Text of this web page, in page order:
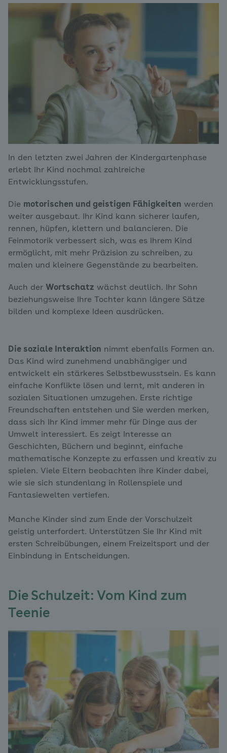
In den letzten zwei Jahren der Kindergartenphase
erlebt Ihr Kind nochmal zahlreiche
Entwicklungsstufen.
Die motorischen und geistigen Fähigkeiten werden
weiter ausgebaut. Ihr Kind kann sicherer laufen,
rennen, hüpfen, klettern und balancieren. Die
Feinmotorik verbessert sich, was es Ihrem Kind
ermöglicht, mit mehr Präzision zu schreiben, zu
malen und kleinere Gegenstände zu bearbeiten.
Auch der Wortschatz wächst deutlich. Ihr Sohn
beziehungsweise Ihre Tochter kann längere Sätze
bilden und komplexe Ideen ausdrücken.
Die soziale Interaktion nimmt ebenfalls Formen an.
Das Kind wird zunehmend unabhängiger und
entwickelt ein stärkeres Selbstbewusstsein. Es kann
einfache Konflikte lösen und lernt, mit anderen in
sozialen Situationen umzugehen. Erste richtige
Freundschaften entstehen und Sie werden merken,
dass sich Ihr Kind immer mehr für Dinge aus der
Umwelt interessiert. Es zeigt Interesse an
Geschichten, Büchern und beginnt, einfache
mathematische Konzepte zu erfassen und kreativ zu
spielen. Viele Eltern beobachten ihre Kinder dabei,
wie sie sich stundenlang in Rollenspiele und
Fantasiewelten vertiefen.
Manche Kinder sind zum Ende der Vorschulzeit
geistig unterfordert. Unterstützen Sie Ihr Kind mit
ersten Schreibübungen, einem Freizeitsport und der
Einbindung in Entscheidungen.
Die Schulzeit: Vom Kind zum
Teenie